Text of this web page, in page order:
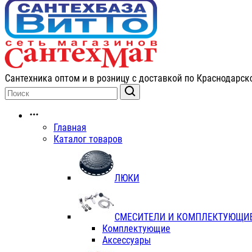
Сантехника оптом и в розницу с доставкой по
Главная
Каталог товаров
ЛЮКИ
СМЕСИТЕЛИ И
Комплектующие
Аксессуары